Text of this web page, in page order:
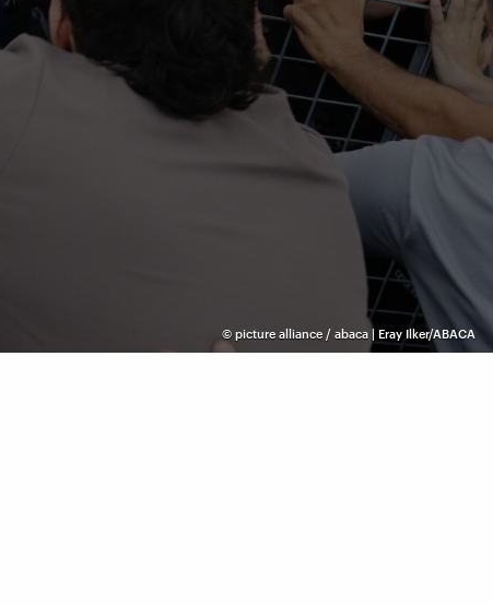
© picture alliance / abaca | Eray Ilker/ABACA